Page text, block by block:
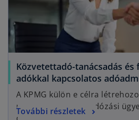
Közvetettadó-tanácsadás és
adókkal kapcsolatos
A KPMG külön e célra
uniós és közvetett adózási
További részletek